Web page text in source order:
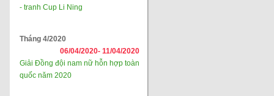
- tranh Cup Li Ning
Tháng 4/2020
06/04/2020- 11/04/2020
Giải Đồng đội nam nữ hỗn hợp toàn
quốc năm 2020